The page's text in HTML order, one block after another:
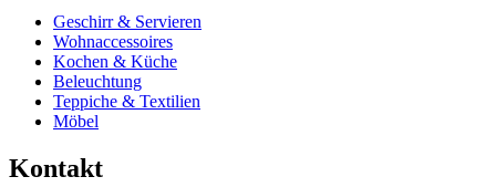
Geschirr & Servieren
Wohnaccessoires
Kochen & Küche
Beleuchtung
Teppiche & Textilien
Möbel
Kontakt